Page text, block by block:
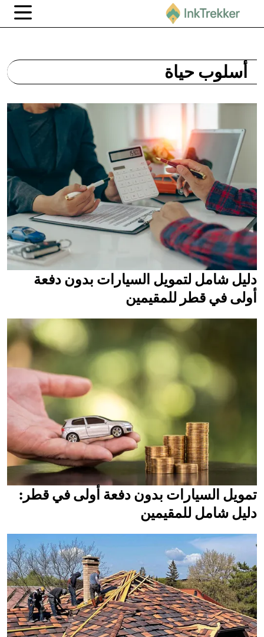
أسلوب حياة
دليل شامل لتمويل السيارات بدون دفعة
أولى في قطر للمقيمين
تمويل السيارات بدون دفعة أولى في قطر:
دليل شامل للمقيمين